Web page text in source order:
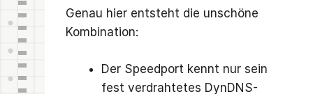
Genau hier entsteht die unschöne
Kombination:
Der Speedport kennt nur sein
fest verdrahtetes DynDNS-